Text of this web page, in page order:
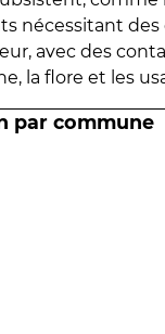
nécessitant
avec des
la flore et les
par commune